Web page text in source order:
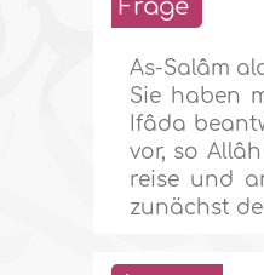
Frage
As-Salâm
Sie haben
Ifâda
vor, so
reise und
zunächst